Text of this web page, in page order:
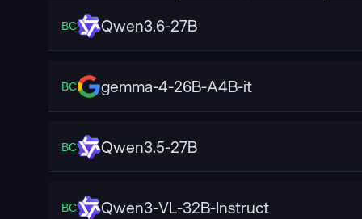
ВС Qwen3.6-27B
ВС gemma-4-26B-A4B-it
ВС Qwen3.5-27B
ВС Qwen3-VL-32B-Instruct